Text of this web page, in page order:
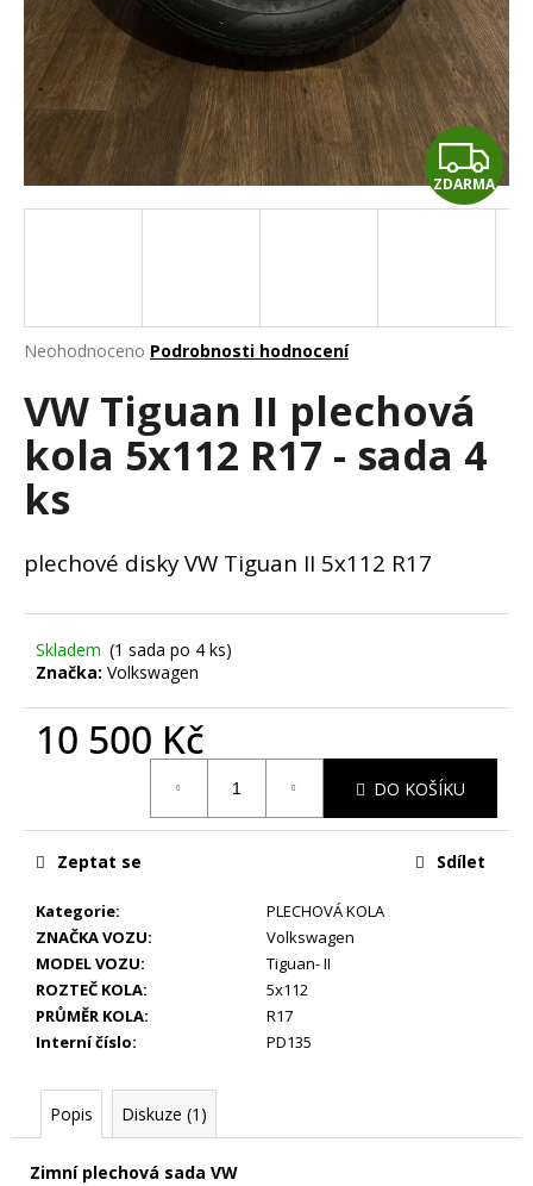
Průměrné
produktu
je
0,0
5
hvězdiček.
Neohodnoceno Podrobnosti hodnocení
VW Tiguan II plechová
kola 5x112 R17 - sada 4
ks
plechové disky VW Tiguan II 5x112 R17
Skladem (1 sada po 4 ks)
Značka: Volkswagen
10 500 Kč
DO KOŠÍKU
Kategorie:
PLECHOVÁ KOLA
ZNAČKA VOZU:
Volkswagen
MODEL VOZU:
Tiguan- II
ROZTEČ KOLA:
5x112
PRŮMĚR KOLA:
R17
Interní číslo: PD135
Zeptat se Sdílet
Z
D
ZDARMA
Popis Diskuze (1)
Zimní plechová sada VW
a
j
t
?
o
p
r
u
u
e
m
STŘEDOVÉ
KRYTKY
99
Kč